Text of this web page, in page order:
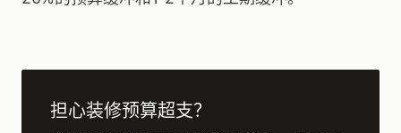
担心装修预算超支？